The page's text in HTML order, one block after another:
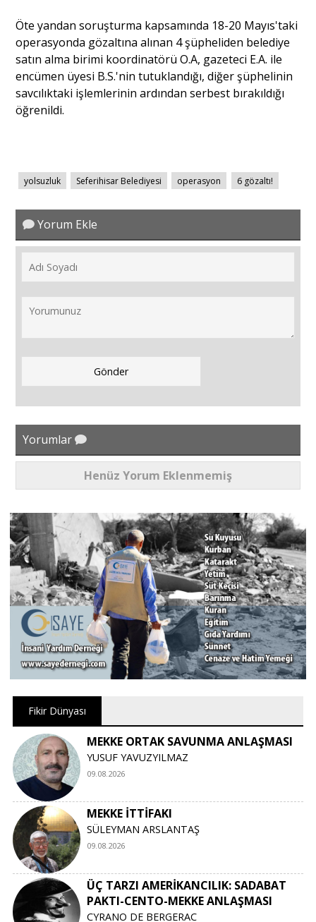
Öte yandan soruşturma kapsamında 18-20 Mayıs'taki
operasyonda gözaltına alınan 4 şüpheliden belediye
satın alma birimi koordinatörü O.A, gazeteci E.A. ile
encümen üyesi B.S.'nin tutuklandığı, diğer şüphelinin
savcılıktaki işlemlerinin ardından serbest bırakıldığı
öğrenildi.
yolsuzluk Seferihisar Belediyesi operasyon 6 gözaltı!
Yorum Ekle
Yorumlar
Henüz Yorum Eklenmemiş
Fikir Dünyası
MEKKE ORTAK SAVUNMA ANLAŞMASI
YUSUF YAVUZYILMAZ
09.08.2026
MEKKE İTTİFAKI
SÜLEYMAN ARSLANTAŞ
09.08.2026
ÜÇ TARZI AMERİKANCILIK: SADABAT
PAKTI-CENTO-MEKKE ANLAŞMASI
CYRANO DE BERGERAC